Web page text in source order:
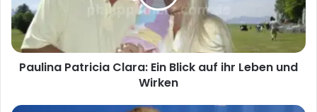
auf
ihr
Leben
und
Wirken
Paulina Patricia Clara: Ein Blick auf ihr Leben und
Wirken